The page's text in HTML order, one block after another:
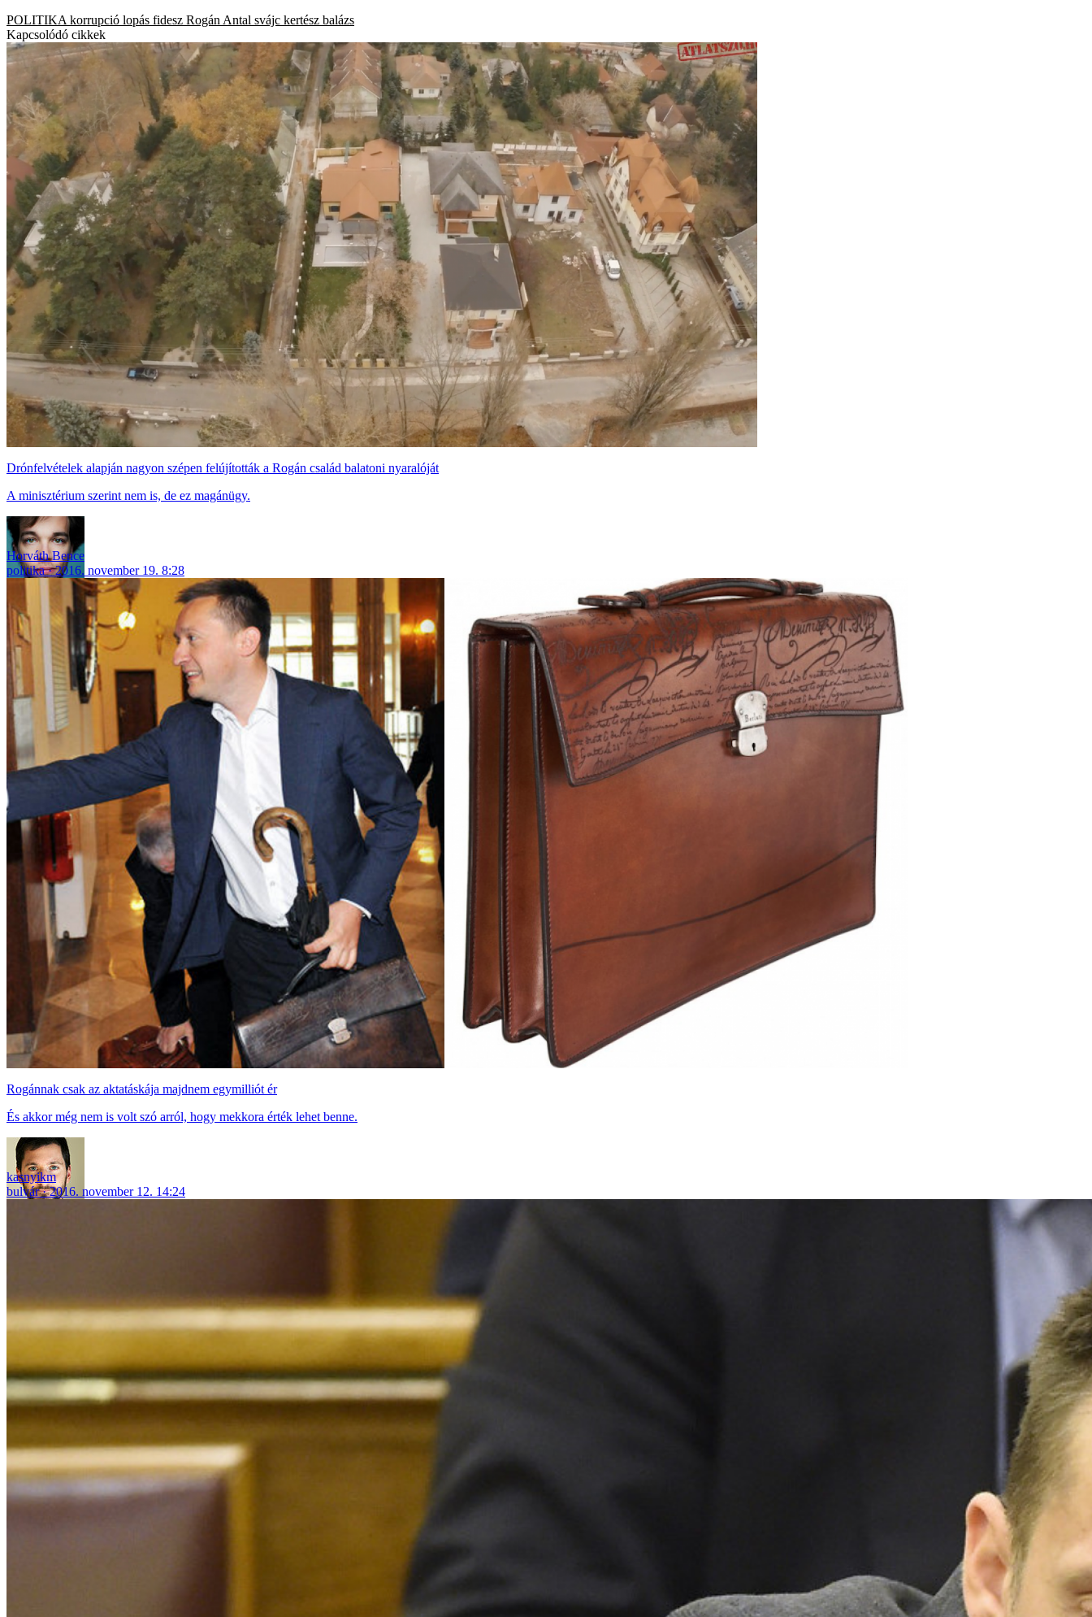
POLITIKA korrupció lopás fidesz Rogán Antal svájc kertész balázs
Kapcsolódó cikkek
Drónfelvételek alapján nagyon szépen felújították a Rogán család balatoni nyaralóját
A minisztérium szerint nem is, de ez magánügy.
Horváth Bence
politika
2016. november 19. 8:28
Rogánnak csak az aktatáskája majdnem egymilliót ér
És akkor még nem is volt szó arról, hogy mekkora érték lehet benne.
kasnyikm
bulvár
2016. november 12. 14:24